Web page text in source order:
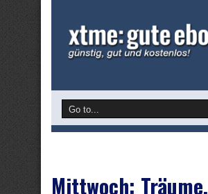
Mittwoch: Träume,